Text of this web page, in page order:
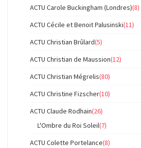
ACTU Carole Buckingham (Londres)(8)
ACTU Cécile et Benoit Palusinski(11)
ACTU Christian Brûlard(5)
ACTU Christian de Maussion(12)
ACTU Christian Mégrelis(80)
ACTU Christine Fizscher(10)
ACTU Claude Rodhain(26)
L'Ombre du Roi Soleil(7)
ACTU Colette Portelance(8)